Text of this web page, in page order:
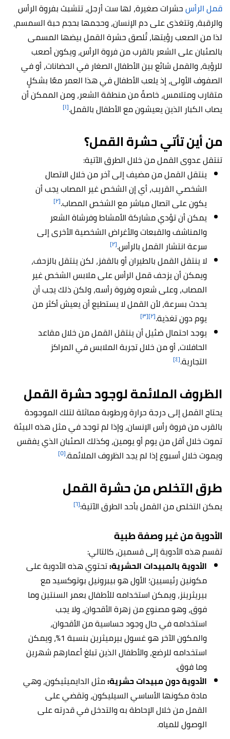
قمل الرأسحشرات صغيرة، لها ست أرجل، تتشبث بفروة الرأس
والرقبة، وتتغذى على دم الإنسان، وحجمها بحجم حبة السمسم،
لذا من الصعب رؤيتها، تُلصق حشرة القمل بيضها المسمى
بالصئبان على الشعر بالقرب من فروة الرأس، ويكون أصعب
للرؤية، والقمل شائع بين الأطفال الصغار في الحضانات، أو في
الصفوف الأولى، إذ يلعب الأطفال في هذا العمر معًا بشكلٍ
متقارب ومتلامس، خاصةً من منطقة الشعر، ومن الممكن أن
يصاب الكبار الذين يعيشون مع الأطفال بالقمل.[١]
من أين تأتي حشرة القمل؟
تنتقل عدوى القمل من خلال الطرق الآتية:
ينتقل القمل من مضيف إلى آخر من خلال الاتصال
الشخصي القريب، أي إن الشخص غير المصاب يجب أن
يكون على اتصال مباشر مع الشخص المصاب.[٢]
يمكن أن تؤدي مشاركة الأمشاط وفرشاة الشعر
والمناشف والقبعات والأغراض الشخصية الأخرى إلى
سرعة انتشار القمل بالرأس.[٢]
لا ينتقل القمل بالطيران أو بالقفز، لكن ينتقل بالزحف،
ويمكن أن يزحف قمل الرأس على ملابس الشخص غير
المصاب، وعلى شعره وفروة رأسه، ولكن ذلك يجب أن
يحدث بسرعة، لأن القمل لا يستطيع أن يعيش أكثر من
يوم دون تغذية.[٢] [٣]
يوجد احتمال ضئيل أن ينتقل القمل من خلال مقاعد
الحافلات، أو من خلال تجربة الملابس في المراكز
التجارية.[٤]
الظروف الملائمة لوجود حشرة القمل
يحتاج القمل إلى درجة حرارة ورطوبة مماثلة لتلك الموجودة
بالقرب من فروة رأس الإنسان، وإذا لم توجد في مثل هذه البيئة
تموت خلال أقل من يوم أو يومين، وكذلك الصئبان الذي يفقس
ويموت خلال أسبوع إذا لم يجد الظروف الملائمة.[٥]
طرق التخلص من حشرة القمل
يمكن التخلص من القمل بأحد الطرق الآتية:[٦]
الأدوية من غير وصفة طبية
تقسم هذه الأدوية إلى قسمين، كالتالي:
الأدوية بالمبيدات الحشرية:تحتوي هذه الأدوية على
مكونين رئيسيين؛ الأول هو بيبرونيل بوتوكسيد مع
بيريثرينز، ويمكن استخدامه للأطفال بعمر السنتين وما
فوق، وهو مصنوع من زهرة الأقحوان، ولا يجب
استخدامه في حال وجود حساسية من الأقحوان،
والمكون الآخر هو غسول بيرميثرين بنسبة 1%، ويمكن
استخدامه للرضع، والأطفال الذين تبلغ أعمارهم شهرين
وما فوق.
الأدوية دون مبيدات حشرية:مثل الدايميثيكون، وهي
مادة مكونها الأساسي السيليكون، وتقضي على
القمل من خلال الإحاطة به والتدخل في قدرته على
الوصول للمياه.